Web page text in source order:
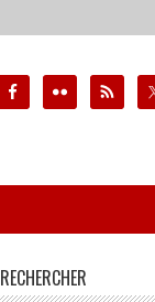
RECHERCHER